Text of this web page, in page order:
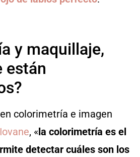
y maquillaje,
están
colorimetría e imagen
, «la colorimetría es el
detectar cuáles son los